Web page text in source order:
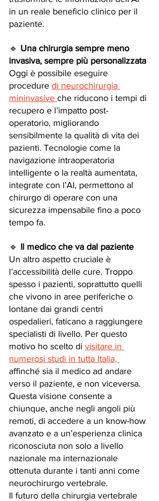
in un reale beneficio clinico per il
paziente.
🔹 Una chirurgia sempre meno
invasiva, sempre più personalizzata
Oggi è possibile eseguire
procedure di neurochirurgia
mininvasive che riducono i tempi di
recupero e l’impatto post-
operatorio, migliorando
sensibilmente la qualità di vita dei
pazienti. Tecnologie come la
navigazione intraoperatoria
intelligente o la realtà aumentata,
integrate con l’AI, permettono al
chirurgo di operare con una
sicurezza impensabile fino a poco
tempo fa.
🔹 Il medico che va dal paziente
Un altro aspetto cruciale è
l’accessibilità delle cure. Troppo
spesso i pazienti, soprattutto quelli
che vivono in aree periferiche o
lontane dai grandi centri
ospedalieri, faticano a raggiungere
specialisti di livello. Per questo
motivo ho scelto di visitare in
numerosi studi in tutta Italia,
affinché sia il medico ad andare
verso il paziente, e non viceversa.
Questa visione consente a
chiunque, anche negli angoli più
remoti, di accedere a un know-how
avanzato e a un’esperienza clinica
riconosciuta non solo a livello
nazionale ma internazionale
ottenuta durante i tanti anni come
neurochirurgo vertebrale.
Il futuro della chirurgia vertebrale